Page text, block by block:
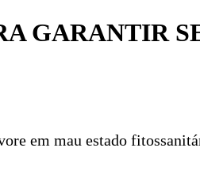
GARANTIR
em mau estado